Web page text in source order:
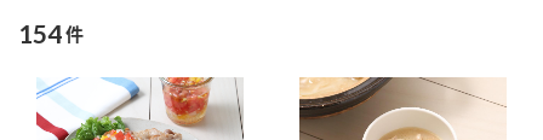
お酢ドリンク ぽん酢
ブランド・スペシャルサイト
154件